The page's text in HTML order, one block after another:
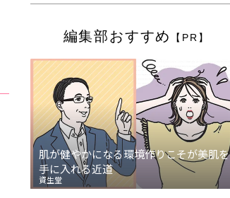
編集部おすすめ 【PR】
肌が健やかになる環境作りこそが美肌を
手に入れる近道
資生堂